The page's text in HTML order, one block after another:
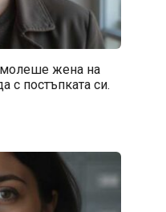
жена на
с постъпката си.